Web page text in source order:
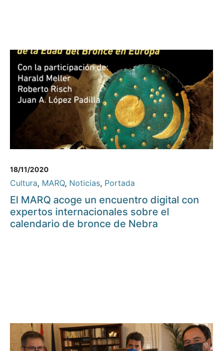
18/11/2020
Cultura, MARQ, Noticias, Portada
El MARQ acoge un encuentro digital con
expertos internacionales sobre el
calendario de bronce de Nebra